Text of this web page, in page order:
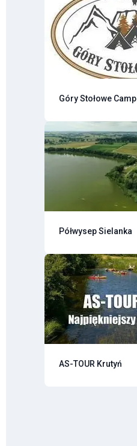
Góry Stołowe Camp
Półwysep Sielanka
AS-TOUR Krutyń